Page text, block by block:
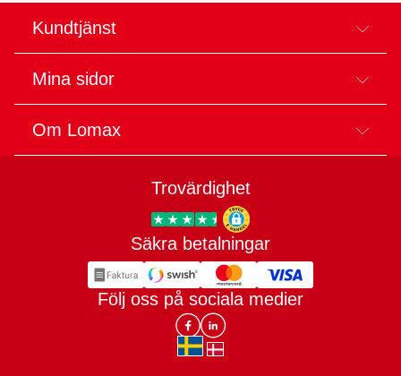
Kundtjänst
Mina sidor
Om Lomax
Trovärdighet
Trygg E-handel
Säkra betalningar
Följ oss på sociala medier
Lomax DK Facebook
Lomax SE LinkIn
sv-SEda-DK